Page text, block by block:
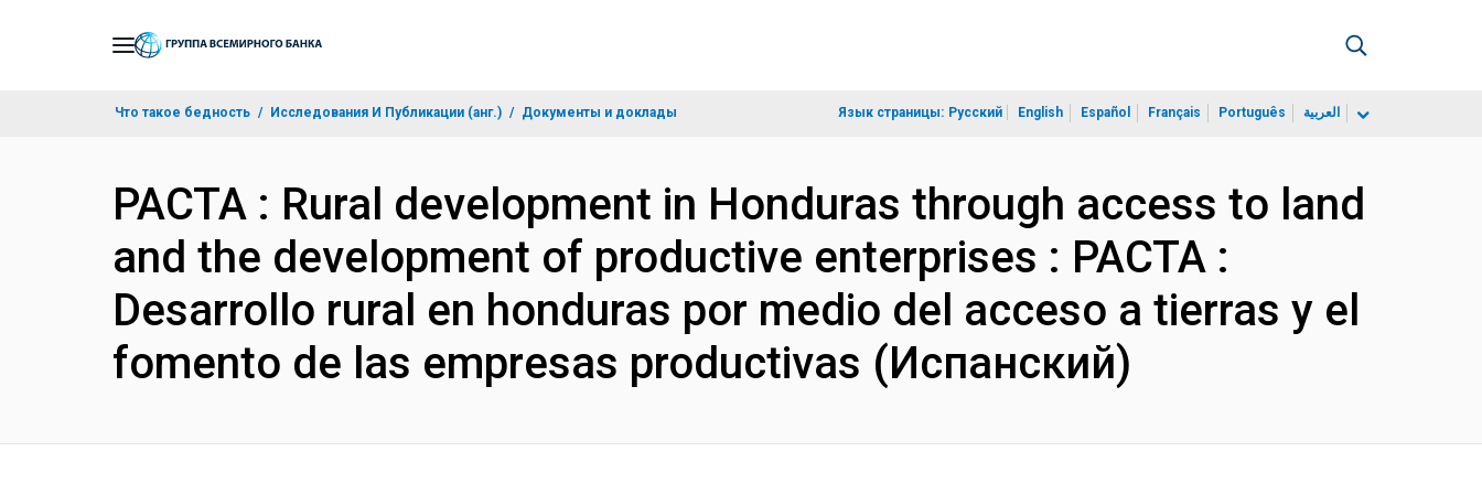
Что такое бедность Исследования И Публикации (анг.) Документы и доклады Язык страницы: Русский English Español Français Português العربية
PACTA : Rural development in Honduras through access to land
and the development of productive enterprises : PACTA :
Desarrollo rural en honduras por medio del acceso a tierras y el
fomento de las empresas productivas (Испанский)